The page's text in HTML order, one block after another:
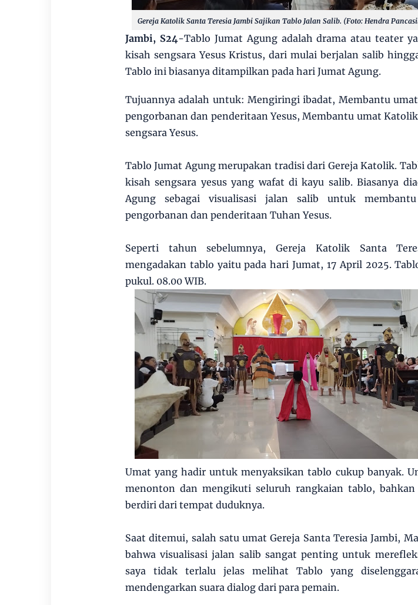
Gereja Katolik Santa Teresia Jambi Sajikan Tablo Jalan Salib. (Foto: Hendra
Jambi, S24-Tablo Jumat Agung adalah drama atau teater
kisah sengsara Yesus Kristus, dari mulai berjalan salib
Tablo ini biasanya ditampilkan pada hari Jumat Agung.
Tujuannya adalah untuk: Mengiringi ibadat, Membantu
pengorbanan dan penderitaan Yesus, Membantu umat
sengsara Yesus.
Tablo Jumat Agung merupakan tradisi dari Gereja Katolik.
kisah sengsara yesus yang wafat di kayu salib. Biasanya
Agung sebagai visualisasi jalan salib untuk
pengorbanan dan penderitaan Tuhan Yesus.
Seperti tahun sebelumnya, Gereja Katolik Santa
mengadakan tablo yaitu pada hari Jumat, 17 April 2025.
pukul. 08.00 WIB.
Umat yang hadir untuk menyaksikan tablo cukup banyak.
menonton dan mengikuti seluruh rangkaian tablo,
berdiri dari tempat duduknya.
Saat ditemui, salah satu umat Gereja Santa Teresia Jambi,
bahwa visualisasi jalan salib sangat penting untuk
saya tidak terlalu jelas melihat Tablo yang
mendengarkan suara dialog dari para pemain.